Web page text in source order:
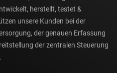
herstellt, testet &
unsere Kunden bei der
der genauen Erfassung
der zentralen Steuerung